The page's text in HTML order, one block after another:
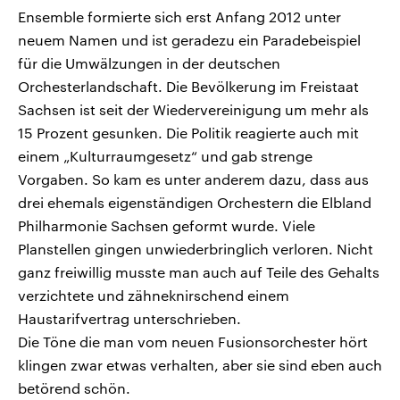
Ensemble formierte sich erst Anfang 2012 unter
neuem Namen und ist geradezu ein Paradebeispiel
für die Umwälzungen in der deutschen
Orchesterlandschaft. Die Bevölkerung im Freistaat
Sachsen ist seit der Wiedervereinigung um mehr als
15 Prozent gesunken. Die Politik reagierte auch mit
einem „Kulturraumgesetz“ und gab strenge
Vorgaben. So kam es unter anderem dazu, dass aus
drei ehemals eigenständigen Orchestern die Elbland
Philharmonie Sachsen geformt wurde. Viele
Planstellen gingen unwiederbringlich verloren. Nicht
ganz freiwillig musste man auch auf Teile des Gehalts
verzichtete und zähneknirschend einem
Haustarifvertrag unterschrieben.
Die Töne die man vom neuen Fusionsorchester hört
klingen zwar etwas verhalten, aber sie sind eben auch
betörend schön.